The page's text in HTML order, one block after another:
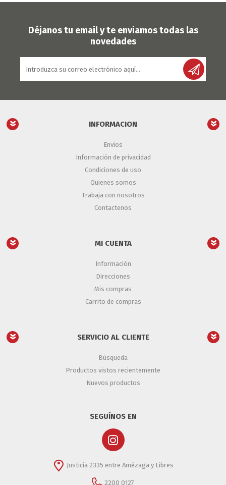
Déjanos tu email y te enviamos todas las
novedades
INFORMACION
Envíos
Información de privacidad
Condiciones de uso
Quienes somos
Trabaja con nosotros
Contactenos
MI CUENTA
Información
Direcciones
Mis compras
Carrito de compras
SERVICIO AL CLIENTE
Búsqueda
Productos vistos recientemente
Nuevos productos
SEGUÍNOS EN
Justicia 2335 entre Amézaga y Libres
2200 0127